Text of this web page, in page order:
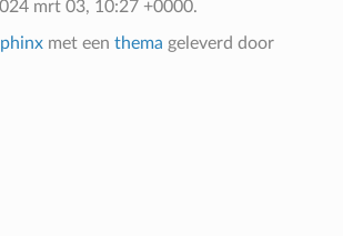
mrt 03, 10:27 +0000.
met een thema geleverd door